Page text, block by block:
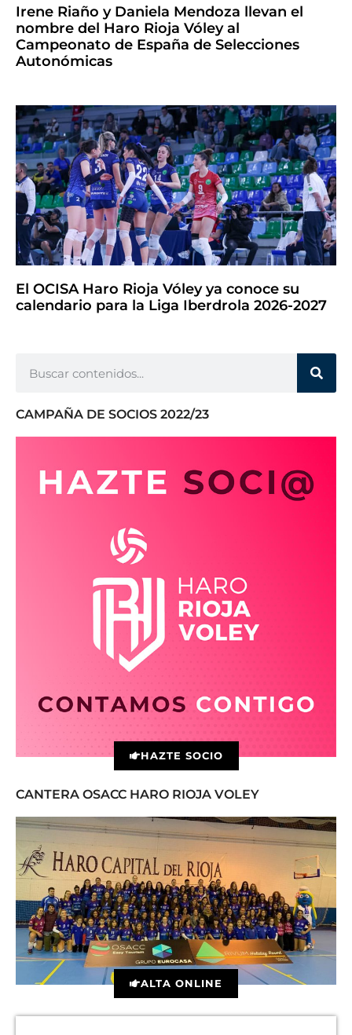
Irene Riaño y Daniela Mendoza llevan el
nombre del Haro Rioja Vóley al
Campeonato de España de Selecciones
Autonómicas
El OCISA Haro Rioja Vóley ya conoce su
calendario para la Liga Iberdrola 2026-2027
CAMPAÑA DE SOCIOS 2022/23
HAZTE SOCIO
CANTERA OSACC HARO RIOJA VOLEY
ALTA ONLINE